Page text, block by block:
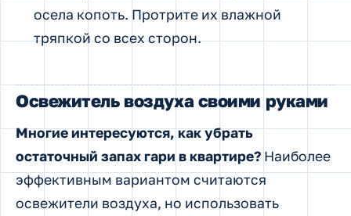
осела копоть. Протрите их влажной
тряпкой со всех сторон.
Освежитель воздуха своими руками
Многие интересуются, как убрать
остаточный запах гари в квартире? Наиболее
эффективным вариантом считаются
освежители воздуха, но использовать